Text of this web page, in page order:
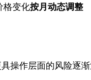
格变化按月动态调整
具操作层面的风险逐